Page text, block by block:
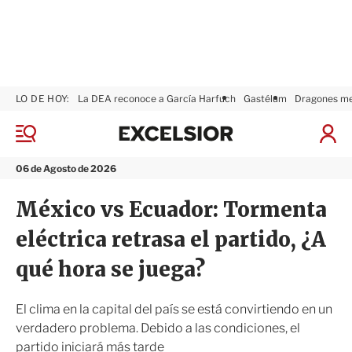
M
n
06 de Agosto de 2026
LO DE HOY: La DEA reconoce a García Harfuch Gastélum Dragones
I
ó
x
s
i
r
México vs Ecuador: Tormenta
eléctrica retrasa el partido, ¿A
qué hora se juega?
El clima en la capital del país se está convirtiendo en un
verdadero problema. Debido a las condiciones, el
partido iniciará más tarde